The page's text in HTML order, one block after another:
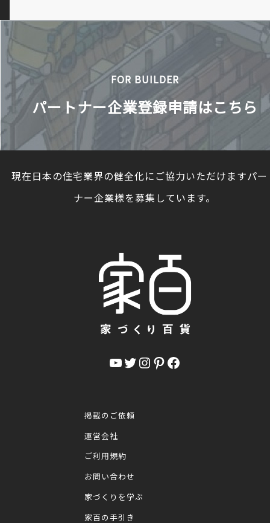
FOR BUILDER
パートナー企業登録申請はこちら
現在日本の住宅業界の健全化にご協力いただけますパ
ナー企業様を募集しています。
YouTube Twitter InstagramPinterest Facebook
掲載のご依頼
運営会社
ご利用規約
お問い合わせ
家づくりを学ぶ
家百の手引き